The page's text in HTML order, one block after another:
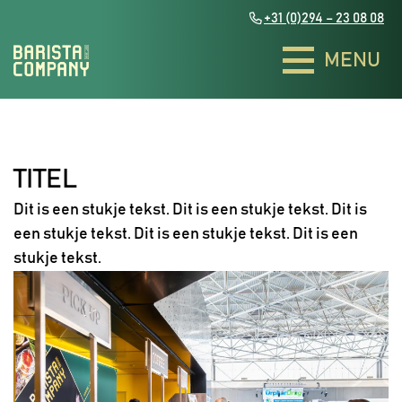
+31 (0)294 – 23 08 08
TITEL
Dit is een stukje tekst. Dit is een stukje tekst. Dit is
een stukje tekst. Dit is een stukje tekst. Dit is een
stukje tekst.
Bakfietsen
Bulli & The Ariba
Piaggio Coffee Trucks
Groovy Coffee truck
Coffee barn
Exclusieve theebar
Smoothies & Juices
Bedrukte koffiebekers
Infused water
Contact
Duurzaamheid
Het team
NL EN
Bakfietsen
Bulli & The Ariba
Piaggio Coffee Trucks
Groovy Coffee truck
Coffee barn
Exclusieve theebar
Smoothies & Juices
Bedrukte koffiebekers
Infused water
Contact
Duurzaamheid
Het team
NL EN